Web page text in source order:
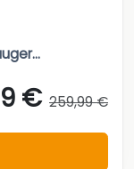
€ 259,99 €